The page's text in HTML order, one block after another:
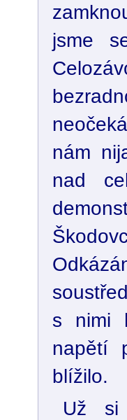
jsme
nám
nad
s nimi
napětí
blížilo.
Už si